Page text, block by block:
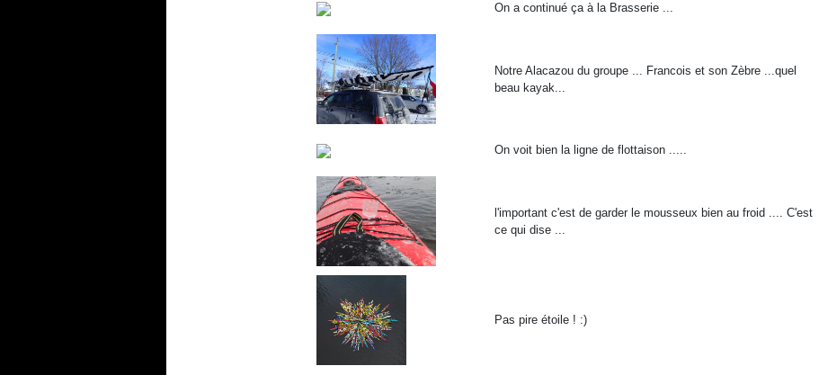
On a continué ça à la Brasserie ...
Notre Alacazou du groupe ... Francois et son Zèbre ...quel
beau kayak...
On voit bien la ligne de flottaison .....
l'important c'est de garder le mousseux bien au froid .... C'est
ce qui dise ...
Pas pire étoile ! :)